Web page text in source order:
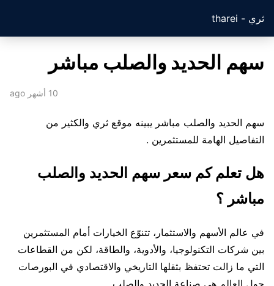
ثري - tharei
سهم الحديد والصلب مباشر
10 أشهر ago
سهم الحديد والصلب مباشر يبينه موقع ثري والكثير من
التفاصيل الهامة للمستثمرين .
هل تعلم كم سعر سهم الحديد والصلب
مباشر ؟
في عالم الأسهم والاستثمار، تتنوّع الخيارات أمام المستثمرين
بين شركات التكنولوجيا، والأدوية، والطاقة، لكن من القطاعات
التي ما زالت تحتفظ بثقلها التاريخي والاقتصادي في البورصات
حول العالم هي صناعة الحديد والصلب.